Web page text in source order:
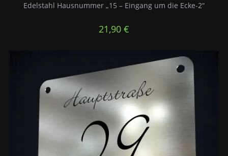
Edelstahl Hausnummer „15 – Eingang um die Ecke-2“
21,90 €